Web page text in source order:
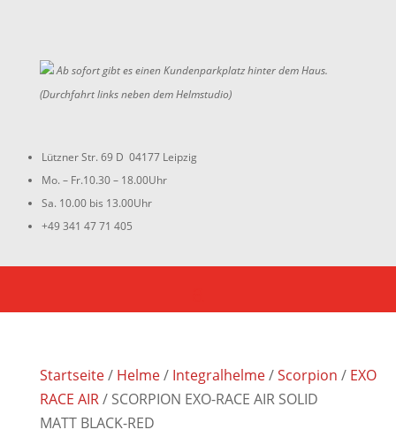
Ab sofort gibt es einen Kundenparkplatz hinter dem Haus.
(Durchfahrt links neben dem Helmstudio)
Lützner Str. 69 D 04177 Leipzig
Mo. – Fr.10.30 – 18.00Uhr
Sa. 10.00 bis 13.00Uhr
+49 341 47 71 405
Startseite/ Helme/ Integralhelme/Scorpion / EXO
RACE AIR/ SCORPION EXO-RACE AIR SOLID
MATT BLACK-RED